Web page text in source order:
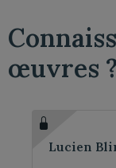
œuvres ?
Lucien